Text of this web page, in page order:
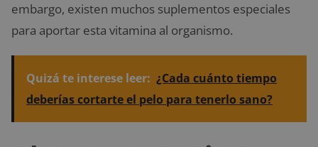
embargo, existen muchos suplementos especiales
para aportar esta vitamina al organismo.
Quizá te interese leer: ¿Cada cuánto tiempo
deberías cortarte el pelo para tenerlo sano?